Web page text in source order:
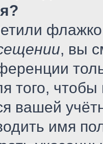
, вы
того, чтобы
вашей
имя